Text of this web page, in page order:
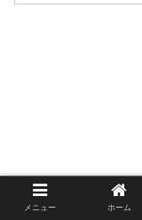
メニュー ホーム